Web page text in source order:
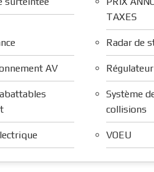
TAXES
Radar de
AV
Système
collisions
VOEU